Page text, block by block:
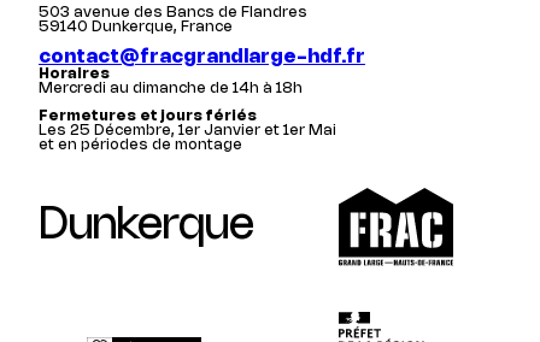
503 avenue des Bancs de Flandres
59140 Dunkerque, France
contact@fracgrandlarge-hdf.fr
Horaires
Mercredi au dimanche de 14h à 18h
Fermetures et jours fériés
Les 25 Décembre, 1er Janvier et 1er Mai
et en périodes de montage
Dunkerque